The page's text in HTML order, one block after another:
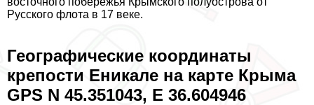
Русского флота в 17 веке.
Географические координаты
крепости Еникале на карте Крыма
GPS N 45.351043, E 36.604946